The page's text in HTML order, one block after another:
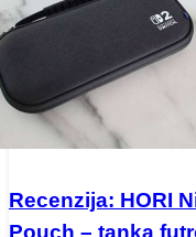
Recenzija: HORI
Pouch – tanka